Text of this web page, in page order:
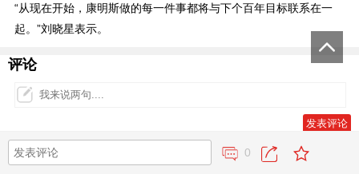
“从现在开始，康明斯做的每一件事都将与下个百年目标联系在一
起。”刘晓星表示。
评论
0